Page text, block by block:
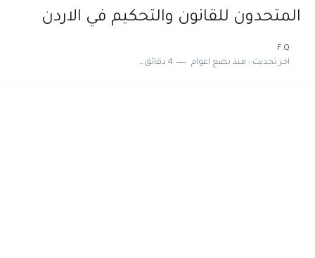
المتحدون للقانون والتحكيم في الاردن
F.Q
اخر تحديث : منذ بضع اعوام 4 دقائق للقراءة